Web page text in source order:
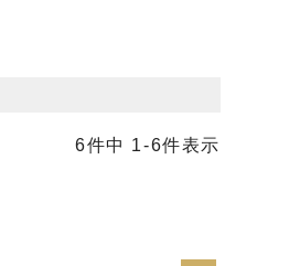
6件中 1-6件表示